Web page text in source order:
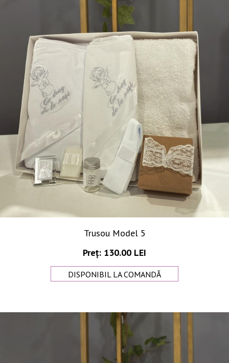
Trusou Model 5
Preț: 130.00 LEI
DISPONIBIL LA COMANDĂ